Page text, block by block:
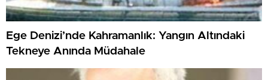
Ege Denizi’nde Kahramanlık: Yangın Altındaki
Tekneye Anında Müdahale